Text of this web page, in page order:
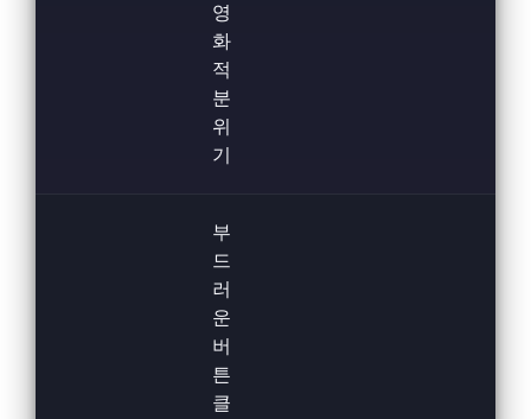
영
화
적
분
위
기
부
드
러
운
버
튼
클